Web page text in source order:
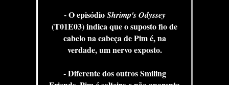
- O episódioShrimp's Odyssey
(T01E03) indica que o suposto fio de
cabelo na cabeça de Pim é, na
verdade, um nervo exposto.
- Diferente dos outros Smiling